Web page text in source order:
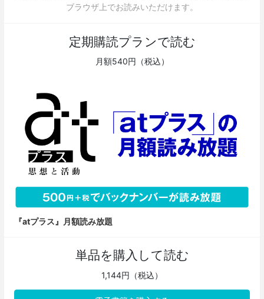
ブラウザ上でお読みいただけます。
定期購読プランで読む
月額540円（税込）
『atプラス』月額読み放題
単品を購入して読む
1,144円（税込）